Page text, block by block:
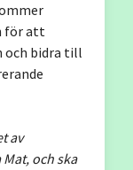
för att
och bidra till
av
och ska